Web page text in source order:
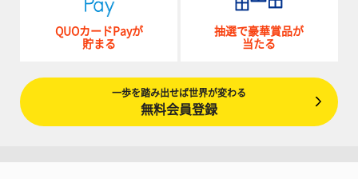
QUOカードPayが
貯まる
抽選で豪華賞品が
当たる
一歩を踏み出せば世界が変わる
無料会員登録